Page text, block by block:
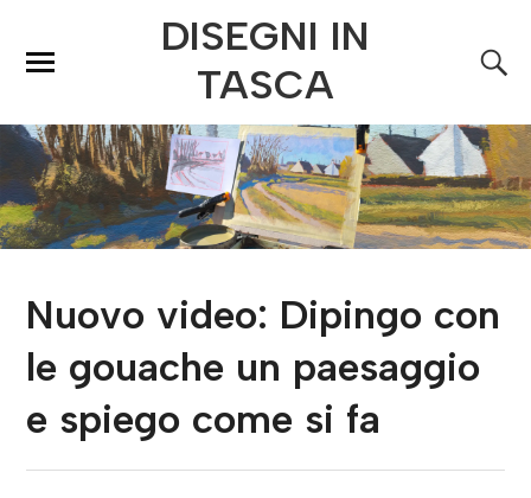
DISEGNI IN
TASCA
Nuovo video: Dipingo con
le gouache un paesaggio
e spiego come si fa